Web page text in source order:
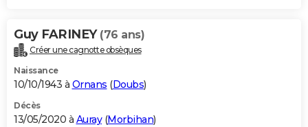
Guy FARINEY (76 ans)
Créer une cagnotte obsèques
Naissance
10/10/1943 à Ornans (Doubs)
Décès
13/05/2020 à Auray(Morbihan)